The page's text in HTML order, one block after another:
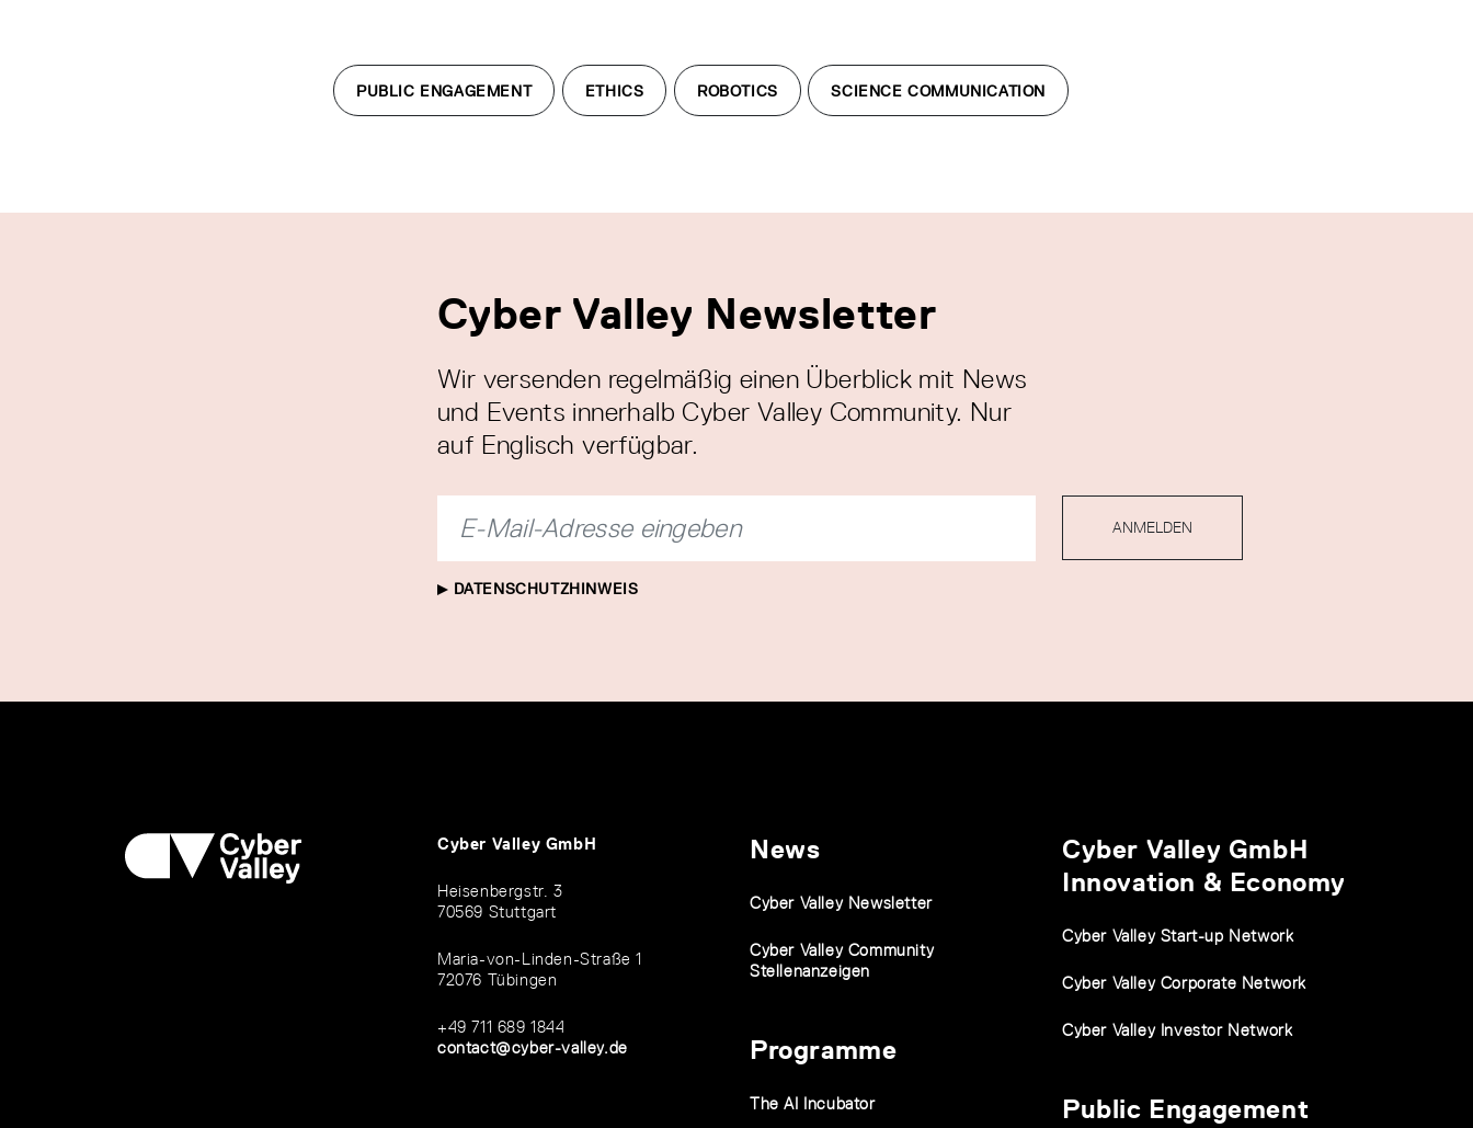
PUBLIC ENGAGEMENT ETHICS ROBOTICS SCIENCE COMMUNICATION
Cyber Valley Newsletter
Wir versenden regelmäßig einen Überblick mit News
und Events innerhalb Cyber Valley Community. Nur
auf Englisch verfügbar.
DATENSCHUTZHINWEIS
ANMELDEN
Cyber Valley GmbH
Heisenbergstr. 3
70569 Stuttgart
Maria-von-Linden-Straße 1
72076 Tübingen
+49 711 689 1844
contact@cyber-valley.de
News
Cyber Valley Newsletter
Cyber Valley Community
Stellenanzeigen
Programme
The AI Incubator
Cyber Valley GmbH
Innovation & Economy
Cyber Valley Start-up Network
Cyber Valley Corporate Network
Cyber Valley Investor Network
Public Engagement